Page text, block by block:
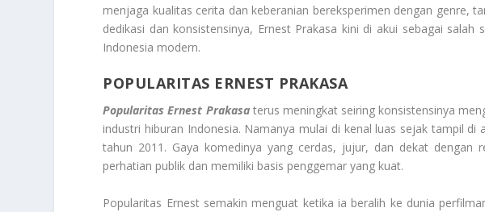
menjaga kualitas cerita dan keberanian bereksperimen dengan genre,
dedikasi dan konsistensinya, Ernest Prakasa kini di akui sebagai
Indonesia modern.
POPULARITAS ERNEST PRAKASA
Popularitas Ernest Prakasaterus meningkat seiring konsistensinya
industri hiburan Indonesia. Namanya mulai di kenal luas sejak tampil di
tahun 2011. Gaya komedinya yang cerdas, jujur, dan dekat dengan
perhatian publik dan memiliki basis penggemar yang kuat.
Popularitas Ernest semakin menguat ketika ia beralih ke dunia